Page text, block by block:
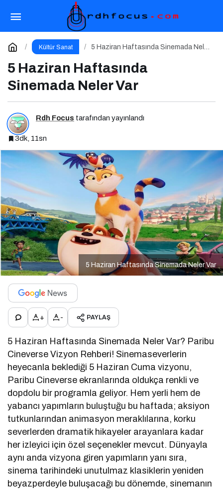
Kültür Sanat
5 Haziran Haftasında Sinemada Neler
5 Haziran Haftasında
Sinemada Neler Var
Rdh Focus tarafından yayınlandı
3dk, 11sn
5 Haziran Haftasında Sinemada Neler Var
+ - PAYLAŞ
5 Haziran Haftasında Sinemada Neler Var? Paribu
Cineverse Vizyon Rehberi! Sinemaseverlerin
heyecanla beklediği 5 Haziran Cuma vizyonu,
Paribu Cineverse ekranlarında oldukça renkli ve
dopdolu bir programla geliyor. Hem yerli hem de
yabancı yapımların buluştuğu bu haftada; aksiyon
tutkunlarından animasyon meraklılarına, korku
severlerden dramatik hikayeler arayanlara kadar
her izleyici için özel seçenekler mevcut. Dünyayla
aynı anda vizyona giren yapımların yanı sıra,
sinema tarihindeki unutulmaz klasiklerin yeniden
beyazperdeyle buluşacağı bu dönemde, sinemanın
Toplumun Haklı Sessiz Çığlığı Bu Kitapta
Toplandı
Yorum Yap